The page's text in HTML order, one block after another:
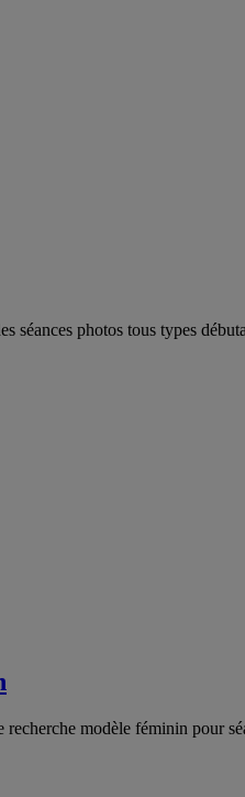
séances photos tous types
modèle féminin pour